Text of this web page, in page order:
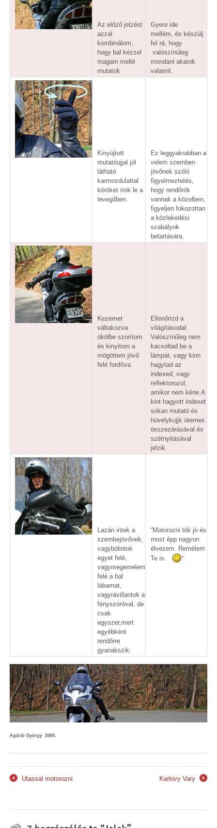
Az előző jelzést
azzal
kombinálom,
hogy bal kézzel
magam mellé
mutatok
Gyere ide
mellém, és készülj
fel rá, hogy
valószínüleg
mondani akarok
valamit.
Kinyújtott
mutatóujjal jól
látható
karmozdulattal
köröket írok le a
levegőben.
Ez leggyakrabban a
velem szemben
jövőnek szóló
figyelmeztetés,
hogy rendőrök
vannak a közelben,
figyeljen fokozottan
a közlekedési
szabályok
betartására.
Kezemet
váltakozva
ökölbe szorítom
és kinyitom a
mögöttem jövő
felé fordítva
Ellenőrizd a
világításodat.
Valószínűleg nem
kacsoltad be a
lámpát, vagy kinn
hagytad az
indexed, vagy
reflektorozol,
amikor nem kéne.A
kint hagyott indexet
sokan mutató és
hüvelykujjk ütemes
összezárásával és
szétnyitásával
jelzik.
Lazán intek a
szembejövőnek,
vagybólintok
egyet felé,
vagymegemelem
felé a bal
lábamat,
vagyrávillantok a
fényszóróval, de
csak
egyszer,mert
egyébként
rendőrre
gyanakszik.
“Motorozni tök jó és
most épp nagyon
élvezem. Remélem
Te is.
“
Agárdi György 2005.
Utassal motorozni
Karlovy Vary